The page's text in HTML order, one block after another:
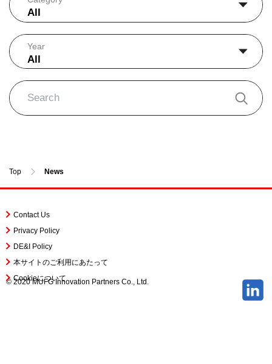
Year
Top News
Contact Us
Privacy Policy
DE&I Policy
本サイトのご利用にあたって
Cookieについて
© 2020 MUFG Innovation Partners Co., Ltd.